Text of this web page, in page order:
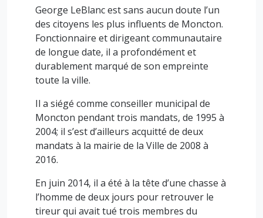
George LeBlanc est sans aucun doute l’un
des citoyens les plus influents de Moncton.
Fonctionnaire et dirigeant communautaire
de longue date, il a profondément et
durablement marqué de son empreinte
toute la ville.
Il a siégé comme conseiller municipal de
Moncton pendant trois mandats, de 1995 à
2004; il s’est d’ailleurs acquitté de deux
mandats à la mairie de la Ville de 2008 à
2016.
En juin 2014, il a été à la tête d’une chasse à
l’homme de deux jours pour retrouver le
tireur qui avait tué trois membres du